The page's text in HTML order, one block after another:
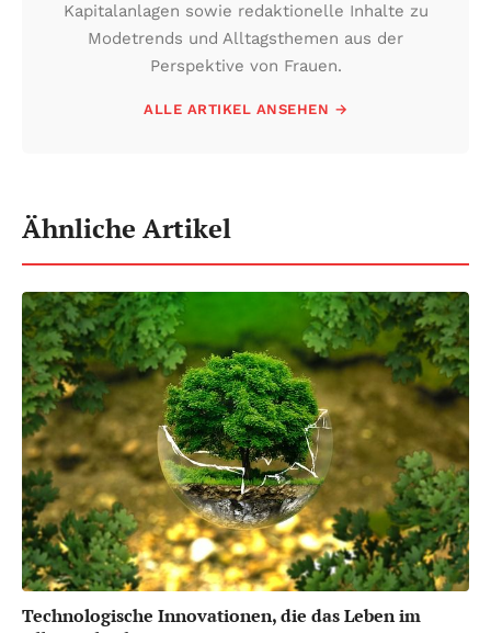
Kapitalanlagen sowie redaktionelle Inhalte zu
Modetrends und Alltagsthemen aus der
Perspektive von Frauen.
ALLE ARTIKEL ANSEHEN →
Ähnliche Artikel
Technologische Innovationen, die das Leben im